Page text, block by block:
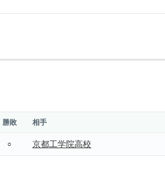
勝敗 相手
○ 京都工学院高校